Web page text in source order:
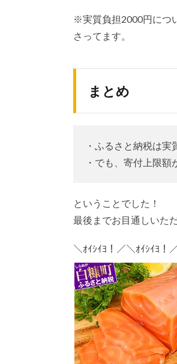
※実質負担2000円につ
さってます。
まとめ
・ふるさと納税は
・でも、寄付上限
ということでした！
最後までお目通しいた
＼ｵｲｼｲﾖ！／＼ｵｲｼｲﾖ！